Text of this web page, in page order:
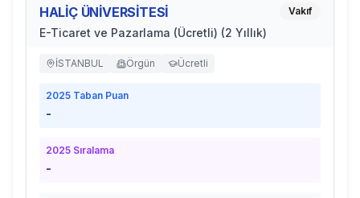
HALİÇ ÜNİVERSİTESİ
E-Ticaret ve Pazarlama (Ücretli) (2 Yıllık)
Vakıf
İSTANBUL Örgün Ücretli
2025 Taban Puan
-
2025 Sıralama
-